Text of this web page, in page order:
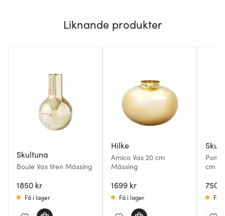
Liknande produkter
Skultuna
Boule Vas liten Mässing
1850 kr
Få i lager
Hilke
Amico Vas 20 cm
Mässing
1699 kr
Få i lager
cm
750
Få